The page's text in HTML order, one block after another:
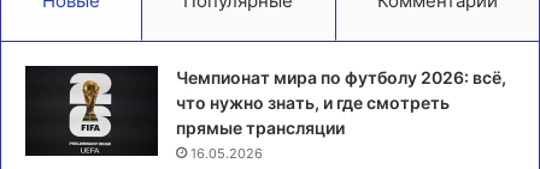
Чемпионат мира по футболу 2026: всё,
что нужно знать, и где смотреть
прямые трансляции
16.05.2026